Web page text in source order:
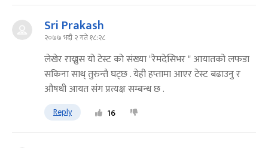
Sri Prakash
२०७७ भदौ २ गते १८:२८
लेखेर राख्नुस यो टेस्ट को संख्या "रेमदेसिभर " आयातको लफडा
सकिना साथ् तुरुन्तै घट्छ . येही हप्तामा आएर टेस्ट बढाउनु र
औषधी आयत संग प्रत्यक्ष सम्बन्ध छ .
Reply 16